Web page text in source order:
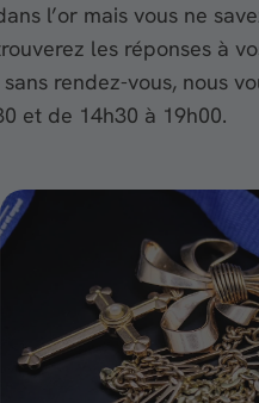
l’or mais vous ne
les réponses à
rendez-vous, nous
et de 14h30 à 19h00.